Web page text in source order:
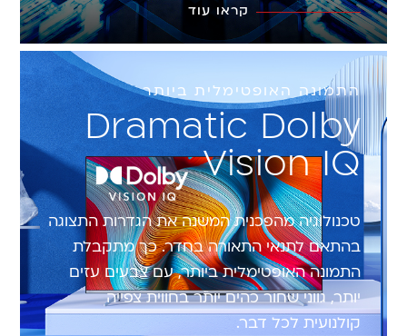
קראו עוד
התמונה האופטימלית ביותר
Dramatic Dolby
Vision IQ
טכנולוגיה מהפכנית המשנה את הגדרות התצוגה
בהתאם לתנאי התאורה בחדר. כך מתקבלת
התמונה האופטימלית ביותר, עם צבעים עזים
יותר, גווני שחור כהים יותר בחווית צפייה
קולנועית לכל דבר.